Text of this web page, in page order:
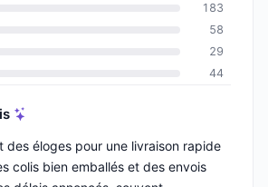
183
58
29
44
des éloges pour une livraison rapide
colis bien emballés et des envois